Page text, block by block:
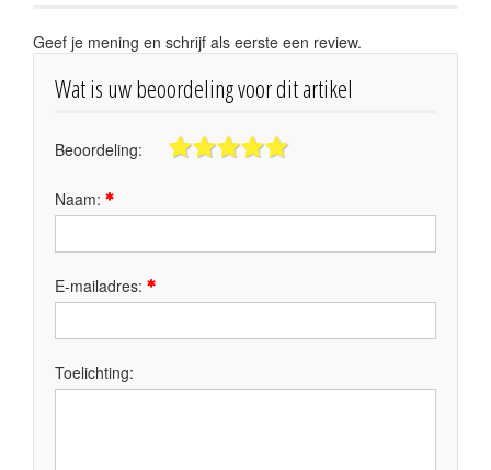
Geef je mening en schrijf als eerste een review.
Wat is uw beoordeling voor dit artikel
Beoordeling:
Naam:
E-mailadres:
Toelichting: